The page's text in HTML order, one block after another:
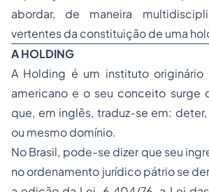
abordar, de maneira
vertentes da constituição de uma
A HOLDING
A Holding é um instituto
americano e o seu conceito surge
que, em inglês, traduz-se em:
ou mesmo domínio.
No Brasil, pode-se dizer que seu
no ordenamento jurídico pátrio se